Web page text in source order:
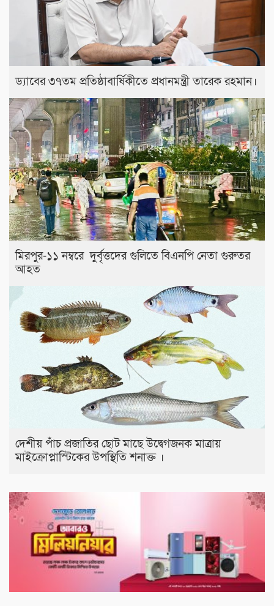
ড্যাবের ৩৭তম প্রতিষ্ঠাবার্ষিকীতে প্রধানমন্ত্রী তারেক রহমান।
মিরপুর-১১ নম্বরে দুর্বৃত্তদের গুলিতে বিএনপি নেতা গুরুতর
আহত
দেশীয় পাঁচ প্রজাতির ছোট মাছে উদ্বেগজনক মাত্রায়
মাইক্রোপ্লাস্টিকের উপস্থিতি শনাক্ত ।